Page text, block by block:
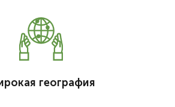
география